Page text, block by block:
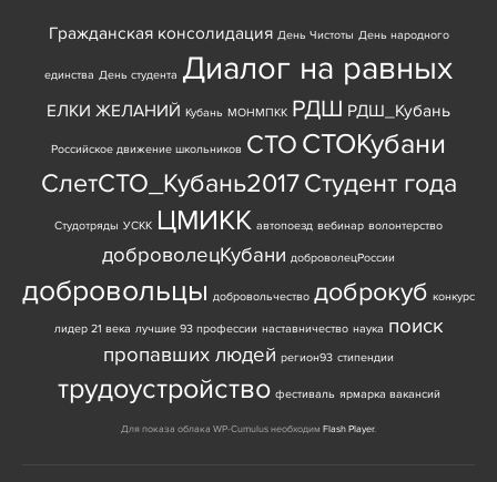
Гражданская консолидация День Чистоты День народного
единства День студента Диалог на равных
ЕЛКИ ЖЕЛАНИЙ Кубань МОНМПКК РДШ РДШ_Кубань
Российское движение школьников СТО СТОКубани
СлетСТО_Кубань2017Студент года
Студотряды УСКК ЦМИКК автопоезд вебинар волонтерство
доброволецКубани доброволецРоссии
добровольцы добровольчество доброкуб конкурс
лидер 21 века лучшие 93 профессии наставничество наука поиск
пропавших людей регион93 стипендии
трудоустройство фестиваль ярмарка вакансий
Для показа облака WP-Cumulus необходим Flash Player.